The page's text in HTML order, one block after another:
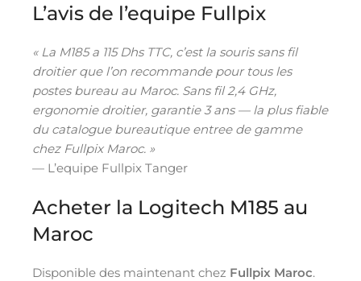
L’avis de l’equipe Fullpix
« La M185 a 115 Dhs TTC, c’est la souris sans fil
droitier que l’on recommande pour tous les
postes bureau au Maroc. Sans fil 2,4 GHz,
ergonomie droitier, garantie 3 ans — la plus fiable
du catalogue bureautique entree de gamme
chez Fullpix Maroc. »
— L’equipe Fullpix Tanger
Acheter la Logitech M185 au
Maroc
Disponible des maintenant chez Fullpix Maroc.